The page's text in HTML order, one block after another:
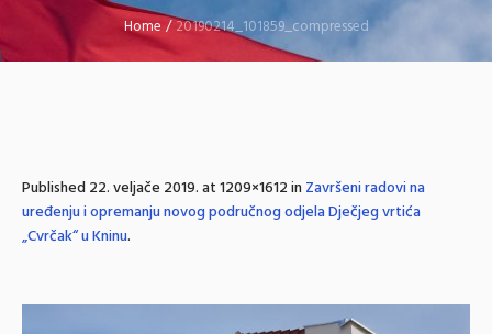
Home /20190214_101859_compressed
Published22. veljače 2019.at 1209×1612 inZavršeni radovi na
uređenju i opremanju novog područnog odjela Dječjeg vrtića
„Cvrčak“ u Kninu.